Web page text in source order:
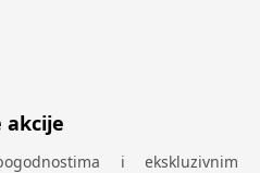
akcije
i ekskluzivnim